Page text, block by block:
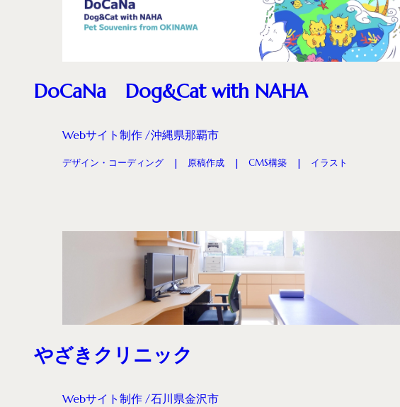
DoCaNa Dog&Cat with NAHA
Webサイト制作 沖縄県那覇市
デザイン・コーディング 原稿作成 CMS構築 イラスト
やざきクリニック
Webサイト制作 石川県金沢市